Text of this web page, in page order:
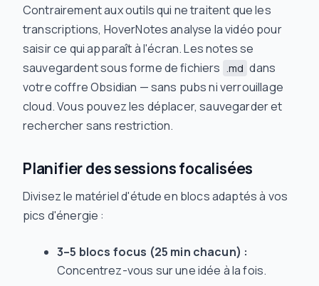
Contrairement aux outils qui ne traitent que les
transcriptions, HoverNotes analyse la vidéo pour
saisir ce qui apparaît à l'écran. Les notes se
sauvegardent sous forme de fichiers .md dans
votre coffre Obsidian — sans pubs ni verrouillage
cloud. Vous pouvez les déplacer, sauvegarder et
rechercher sans restriction.
Planifier des sessions focalisées
Divisez le matériel d'étude en blocs adaptés à vos
pics d'énergie :
3–5 blocs focus (25 min chacun) :
Concentrez-vous sur une idée à la fois.